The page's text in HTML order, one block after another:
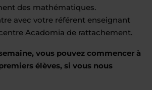
des mathématiques.
avec votre référent enseignant
Acadomia de rattachement.
vous pouvez commencer à
élèves, si vous nous